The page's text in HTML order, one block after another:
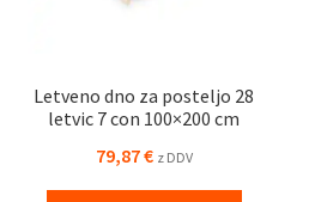
Letveno dno za posteljo 28
letvic 7 con 100×200 cm
79,87€ z DDV